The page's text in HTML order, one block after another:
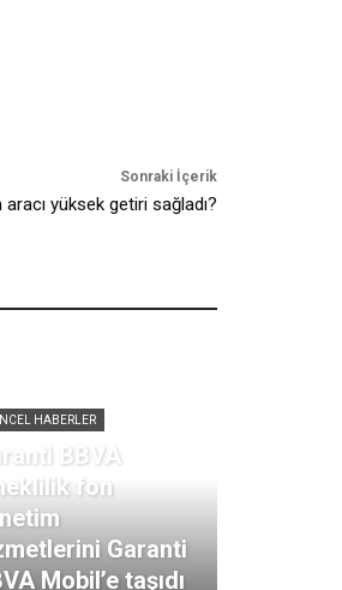
Sonraki İçerik
aracı yüksek getiri sağladı?
HABERLER
BBVA
fon
Garanti
Mobil’e taşıdı